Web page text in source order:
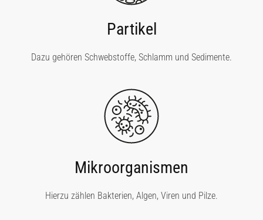
Partikel
Dazu gehören Schwebstoffe, Schlamm und Sedimente.
Mikroorganismen
Hierzu zählen Bakterien, Algen, Viren und Pilze.